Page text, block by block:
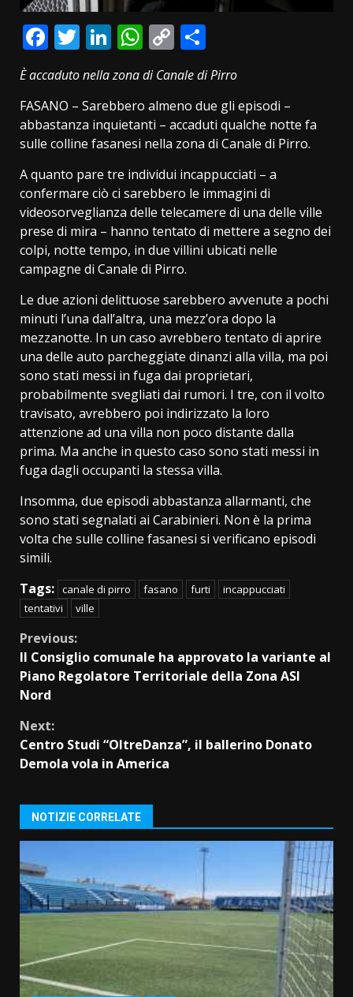
Facebook
Twitter
LinkedIn
WhatsApp
Copy
Link
È accaduto nella zona di Canale di Pirro
FASANO – Sarebbero almeno due gli episodi –
abbastanza inquietanti – accaduti qualche notte fa
sulle colline fasanesi nella zona di Canale di Pirro.
A quanto pare tre individui incappucciati – a
confermare ciò ci sarebbero le immagini di
videosorveglianza delle telecamere di una delle ville
prese di mira – hanno tentato di mettere a segno dei
colpi, notte tempo, in due villini ubicati nelle
campagne di Canale di Pirro.
Le due azioni delittuose sarebbero avvenute a pochi
minuti l’una dall’altra, una mezz’ora dopo la
mezzanotte. In un caso avrebbero tentato di aprire
una delle auto parcheggiate dinanzi alla villa, ma poi
sono stati messi in fuga dai proprietari,
probabilmente svegliati dai rumori. I tre, con il volto
travisato, avrebbero poi indirizzato la loro
attenzione ad una villa non poco distante dalla
prima. Ma anche in questo caso sono stati messi in
fuga dagli occupanti la stessa villa.
Insomma, due episodi abbastanza allarmanti, che
sono stati segnalati ai Carabinieri. Non è la prima
volta che sulle colline fasanesi si verificano episodi
simili.
Tags: canale di pirro fasano furti
incappucciati
tentativi
ville
Continue
Reading
Previous:
Il Consiglio comunale ha approvato la variante al
Piano Regolatore Territoriale della Zona ASI
Nord
Next:
Centro Studi “OltreDanza”, il ballerino Donato
Demola vola in America
NOTIZIE CORRELATE